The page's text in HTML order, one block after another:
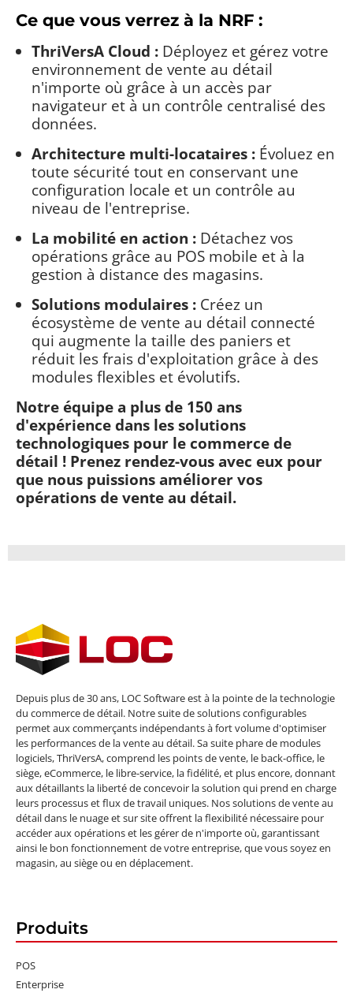
Ce que vous verrez à la NRF :
ThriVersA Cloud : Déployez et gérez votre
environnement de vente au détail
n'importe où grâce à un accès par
navigateur et à un contrôle centralisé des
données.
Architecture multi-locataires : Évoluez en
toute sécurité tout en conservant une
configuration locale et un contrôle au
niveau de l'entreprise.
La mobilité en action : Détachez vos
opérations grâce au POS mobile et à la
gestion à distance des magasins.
Solutions modulaires : Créez un
écosystème de vente au détail connecté
qui augmente la taille des paniers et
réduit les frais d'exploitation grâce à des
modules flexibles et évolutifs.
Notre équipe a plus de 150 ans
d'expérience dans les solutions
technologiques pour le commerce de
détail ! Prenez rendez-vous avec eux pour
que nous puissions améliorer vos
opérations de vente au détail.
Depuis plus de 30 ans, LOC Software est à la pointe de la technologie
du commerce de détail. Notre suite de solutions configurables
permet aux commerçants indépendants à fort volume d'optimiser
les performances de la vente au détail. Sa suite phare de modules
logiciels, ThriVersA, comprend les points de vente, le back-office, le
siège, eCommerce, le libre-service, la fidélité, et plus encore, donnant
aux détaillants la liberté de concevoir la solution qui prend en charge
leurs processus et flux de travail uniques. Nos solutions de vente au
détail dans le nuage et sur site offrent la flexibilité nécessaire pour
accéder aux opérations et les gérer de n'importe où, garantissant
ainsi le bon fonctionnement de votre entreprise, que vous soyez en
magasin, au siège ou en déplacement.
Produits
POS
Enterprise